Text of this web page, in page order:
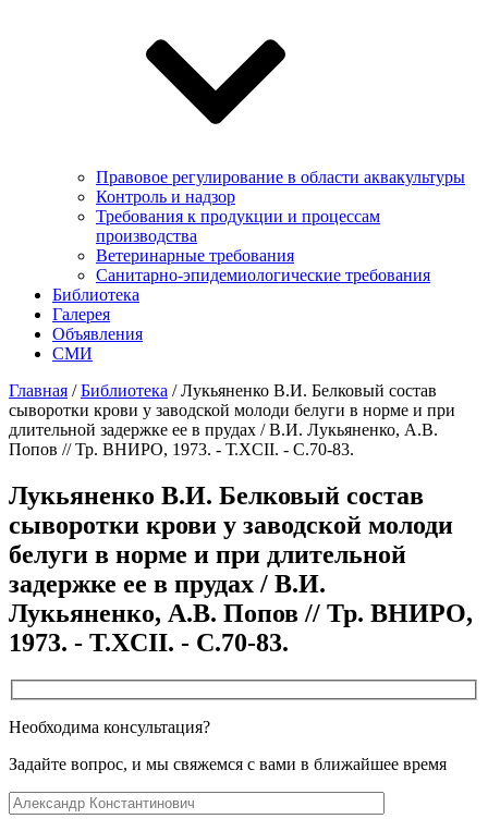
Правовое регулирование в области аквакультуры
Контроль и надзор
Требования к продукции и процессам
производства
Ветеринарные требования
Санитарно-эпидемиологические требования
Библиотека
Галерея
Объявления
СМИ
Главная /Библиотека /Лукьяненко В.И. Белковый состав
сыворотки крови у заводской молоди белуги в норме и при
длительной задержке ее в прудах / В.И. Лукьяненко, А.В.
Попов // Тр. ВНИРО, 1973. - Т.XCII. - С.70-83.
Лукьяненко В.И. Белковый состав
сыворотки крови у заводской молоди
белуги в норме и при длительной
задержке ее в прудах / В.И.
Лукьяненко, А.В. Попов // Тр. ВНИРО,
1973. - Т.XCII. - С.70-83.
Необходима консультация?
Задайте вопрос, и мы свяжемся с вами в ближайшее время